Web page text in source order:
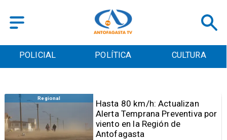
POLICIAL POLÍTICA CULTURA
Antofagasta
Detienen a sujeto por iniciar
quema para sacar cables
eléctricos en el sector norte de
Antofagasta